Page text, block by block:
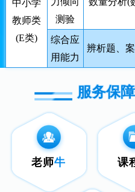
中小学
教师类
(E类)
测验
综合应
用能力
辨析题、
服务保
老师牛 课